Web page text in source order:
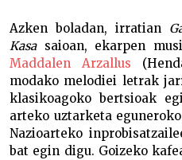
Azken boladan, irratian
Kasasaioan, ekarpen
Maddalen Arzallus
modako melodiei letrak
klasikoagoko bertsioak
arteko uztarketa
Nazioarteko
bat egin digu. Goizeko